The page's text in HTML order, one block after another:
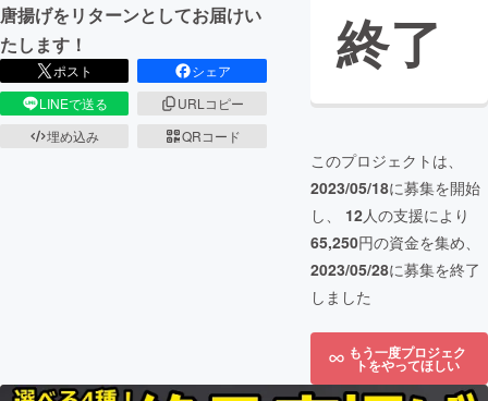
唐揚げをリターンとしてお届けい
たします！
ポスト
シェア
LINEで送る
URLコピー
埋め込み
QRコード
終了
このプロジェクトは、
2023/05/18に募集を開始
し、 12人の支援により
65,250円の資金を集め、
2023/05/28に募集を終了
しました
もう一度プロジェク
トをやってほしい